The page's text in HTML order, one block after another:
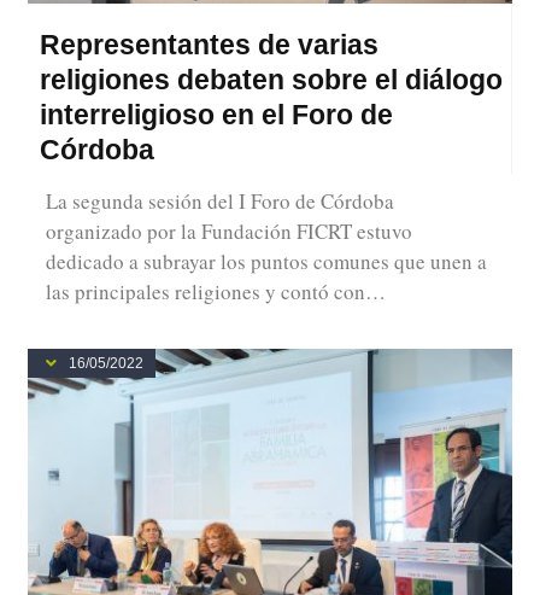
Representantes de varias
religiones debaten sobre el diálogo
interreligioso en el Foro de
Córdoba
La segunda sesión del I Foro de Córdoba
organizado por la Fundación FICRT estuvo
dedicado a subrayar los puntos comunes que unen a
las principales religiones y contó con…
16/05/2022